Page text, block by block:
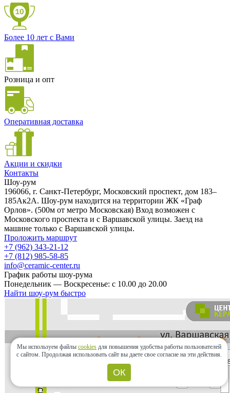
Более 10 лет с Вами
Розница и опт
Оперативная доставка
Акции и скидки
Контакты
Шоу-рум
196066, г. Санкт-Петербург, Московский проспект, дом 183–
185Ак2А. Шоу-рум находится на территории ЖК «Граф
Орлов». (500м от метро Московская) Вход возможен с
Московского проспекта и с Варшавской улицы. Заезд на
машине только с Варшавской улицы.
Проложить маршрут
+7 (962) 343-21-12
+7 (812) 985-58-85
info@ceramic-center.ru
График работы шоу-рума
Понедельник — Воскресенье: с 10.00 до 20.00
Найти шоу-рум быстро
Мы используем файлы cookies для повышения удобства работы пользователей
с сайтом. Продолжая использовать сайт вы даете свое согласие на эти действия.
ОК